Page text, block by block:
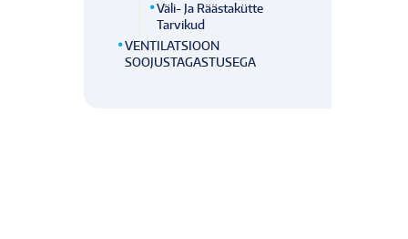
Väli- Ja Räästakütte
Tarvikud
VENTILATSIOON
SOOJUSTAGASTUSEGA